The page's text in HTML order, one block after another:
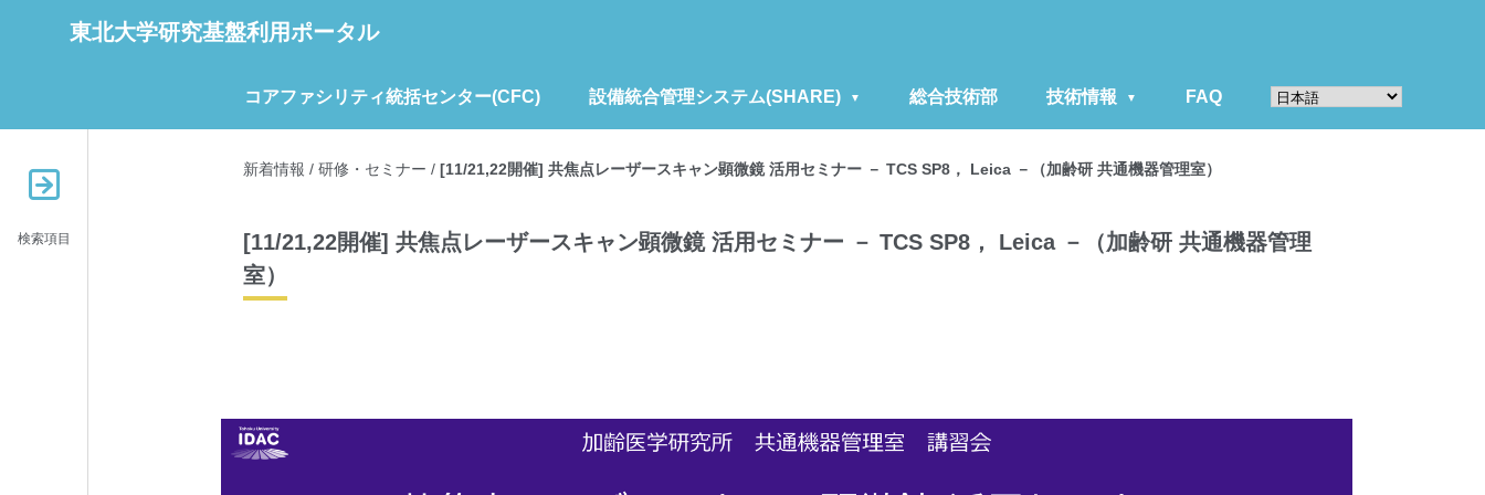
東北大学研究基盤利用ポータル
コアファシリティ統括センター(CFC) 設備統合管理システム(SHARE) 総合技術部 技術情報 FAQ
検索項目
新着情報 / 研修・セミナー / [11/21,22開催] 共焦点レーザースキャン顕微鏡 活用セミナー － TCS SP8， Leica －（加齢研 共通機器管理室）
[11/21,22開催] 共焦点レーザースキャン顕微鏡 活用セミナー － TCS SP8， Leica －（加齢研 共通機器管理
室）